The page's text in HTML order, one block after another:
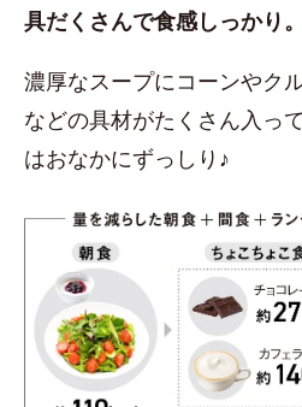
具だくさんで食感しっかり。
濃厚なスープにコーンやク
などの具材がたくさん入っ
はおなかにずっしり♪